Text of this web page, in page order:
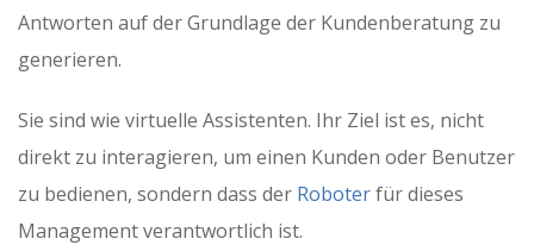
Antworten auf der Grundlage der Kundenberatung zu
generieren.
Sie sind wie virtuelle Assistenten. Ihr Ziel ist es, nicht
direkt zu interagieren, um einen Kunden oder Benutzer
zu bedienen, sondern dass der Roboterfür dieses
Management verantwortlich ist.